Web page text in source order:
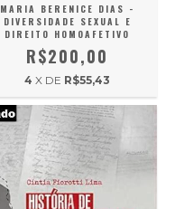
MARIA BERENICE DIAS -
DIVERSIDADE SEXUAL E
DIREITO HOMOAFETIVO
R$200,00
4 X DE R$55,43